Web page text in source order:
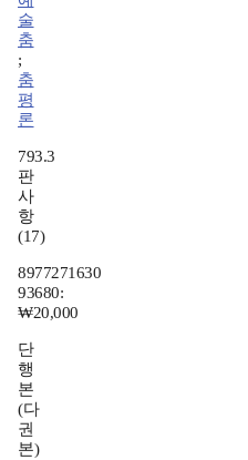
술
춤
;
춤
평
론
793.3
판
사
항
(17)
8977271630
93680:
₩20,000
단
행
본
(다
권
본)